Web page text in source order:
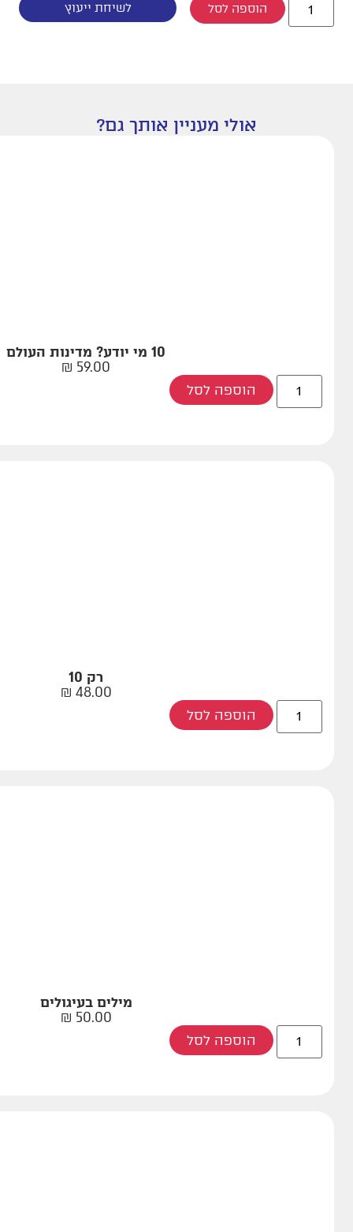
הוספה לסל לשיחת ייעוץ
אולי מעניין אותך גם?
10 מי יודע? מדינות העולם
59.00
₪
הוספה לסל
רק 10
48.00
₪
הוספה לסל
מילים בעיגולים
50.00
₪
הוספה לסל